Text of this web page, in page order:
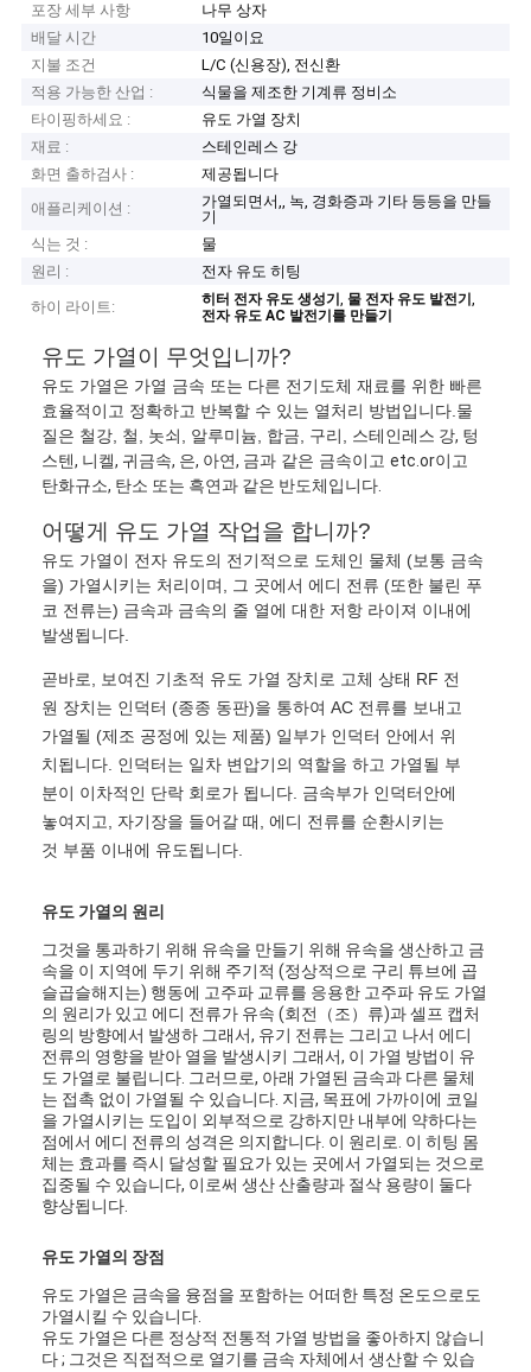
포장 세부 사항
나무 상자
배달 시간
10일이요
지불 조건
L/C (신용장), 전신환
적용 가능한 산업 :
식물을 제조한 기계류 정비소
타이핑하세요 :
유도 가열 장치
재료 :
스테인레스 강
화면 출하검사 :
제공됩니다
애플리케이션 :
가열되면서,, 녹, 경화증과 기타 등등을 만들
기
식는 것 :
물
원리 :
전자 유도 히팅
하이 라이트:
히터 전자 유도 생성기, 물 전자 유도 발전기,
전자 유도 AC 발전기를 만들기
유도 가열이 무엇입니까?
유도 가열은 가열 금속 또는 다른 전기도체 재료를 위한 빠른
효율적이고 정확하고 반복할 수 있는 열처리 방법입니다.물
질은 철강, 철, 놋쇠, 알루미늄, 합금, 구리, 스테인레스 강, 텅
스텐, 니켈, 귀금속, 은, 아연, 금과 같은 금속이고etc.or이고
탄화규소, 탄소 또는 흑연과 같은 반도체입니다.
어떻게 유도 가열 작업을 합니까?
유도 가열이 전자 유도의 전기적으로 도체인 물체 (보통 금속
을) 가열시키는 처리이며, 그 곳에서 에디 전류 (또한 불린 푸
코 전류는) 금속과 금속의 줄 열에 대한 저항 라이져 이내에
발생됩니다.
곧바로, 보여진 기초적 유도 가열 장치로 고체 상태 RF 전
원 장치는 인덕터 (종종 동판)을 통하여 AC 전류를 보내고
가열될 (제조 공정에 있는 제품) 일부가 인덕터 안에서 위
치됩니다. 인덕터는 일차 변압기의 역할을 하고 가열될 부
분이 이차적인 단락 회로가 됩니다. 금속부가 인덕터안에
놓여지고, 자기장을 들어갈 때, 에디 전류를 순환시키는
것 부품 이내에 유도됩니다.
유도 가열의 원리
그것을 통과하기 위해 유속을 만들기 위해 유속을 생산하고 금
속을 이 지역에 두기 위해 주기적 (정상적으로 구리 튜브에 곱
슬곱슬해지는) 행동에 고주파 교류를 응용한 고주파 유도 가열
의 원리가 있고 에디 전류가 유속 (회전（조）류)과 셀프 캡처
링의 방향에서 발생하 그래서, 유기 전류는 그리고 나서 에디
전류의 영향을 받아 열을 발생시키 그래서, 이 가열 방법이 유
도 가열로 불립니다. 그러므로, 아래 가열된 금속과 다른 물체
는 접촉 없이 가열될 수 있습니다. 지금, 목표에 가까이에 코일
을 가열시키는 도입이 외부적으로 강하지만 내부에 약하다는
점에서 에디 전류의 성격은 의지합니다. 이 원리로. 이 히팅 몸
체는 효과를 즉시 달성할 필요가 있는 곳에서 가열되는 것으로
집중될 수 있습니다, 이로써 생산 산출량과 절삭 용량이 둘다
향상됩니다.
유도 가열의 장점
유도 가열은 금속을 융점을 포함하는 어떠한 특정 온도으로도
가열시킬 수 있습니다.
유도 가열은 다른 정상적 전통적 가열 방법을 좋아하지 않습니
다 ; 그것은 직접적으로 열기를 금속 자체에서 생산할 수 있습